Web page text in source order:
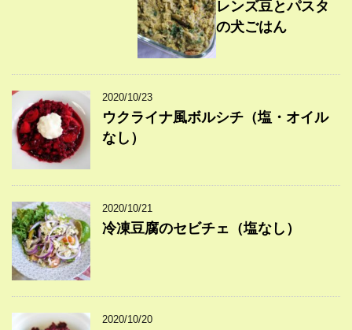
レンズ豆とパスタ
の犬ごはん
2020/10/23
ウクライナ風ボルシチ（塩・オイル
なし）
2020/10/21
冷凍豆腐のセビチェ（塩なし）
2020/10/20